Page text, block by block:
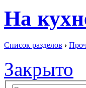
На
Список разделов ›
Закрыто